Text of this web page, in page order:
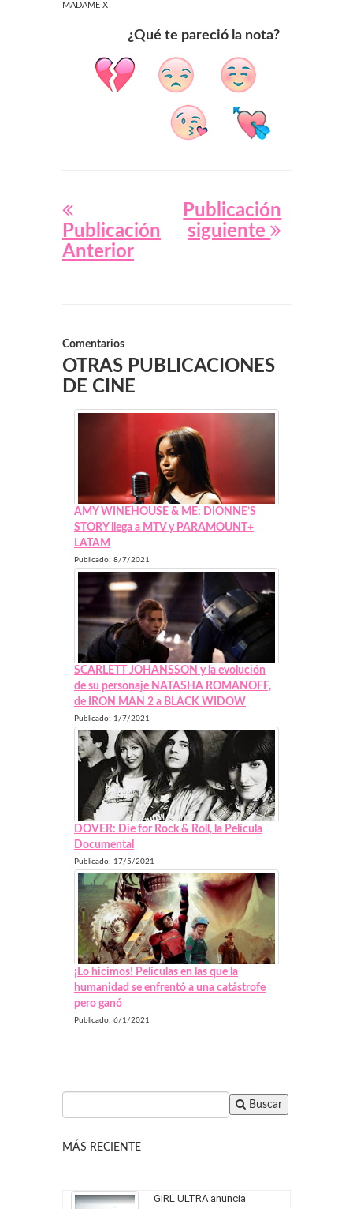
MADAME X
¿Qué te pareció la nota?
Publicación
Anterior
Publicación
siguiente
Comentarios
OTRAS PUBLICACIONES
DE CINE
AMY WINEHOUSE & ME: DIONNE’S
STORY llega a MTV y PARAMOUNT+
LATAM
Publicado: 8/7/2021
SCARLETT JOHANSSON y la evolución
de su personaje NATASHA ROMANOFF,
de IRON MAN 2 a BLACK WIDOW
Publicado: 1/7/2021
DOVER: Die for Rock & Roll, la Película
Documental
Publicado: 17/5/2021
¡Lo hicimos! Películas en las que la
humanidad se enfrentó a una catástrofe
pero ganó
Publicado: 6/1/2021
Buscar
MÁS RECIENTE
GIRL ULTRA anuncia